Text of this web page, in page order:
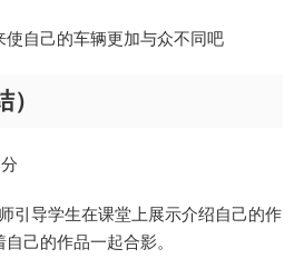
自己的车辆更加与众不同吧
引导学生在课堂上展示介绍自己的作
己的作品一起合影。